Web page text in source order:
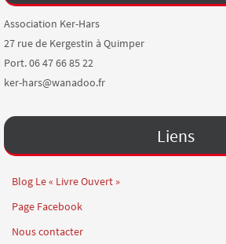
Association Ker-Hars
27 rue de Kergestin à Quimper
Port. 06 47 66 85 22
ker-hars@wanadoo.fr
Liens
Blog Le « Livre Ouvert »
Page Facebook
Nous contacter